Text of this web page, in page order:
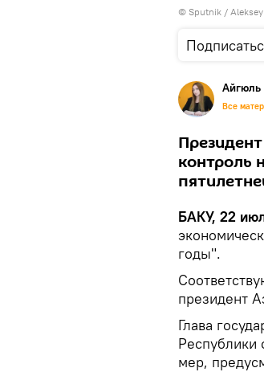
© Sputnik /
Айгюль
Все
контроль
БАКУ, 22
годы".
президент
Глава
Республики
мер,